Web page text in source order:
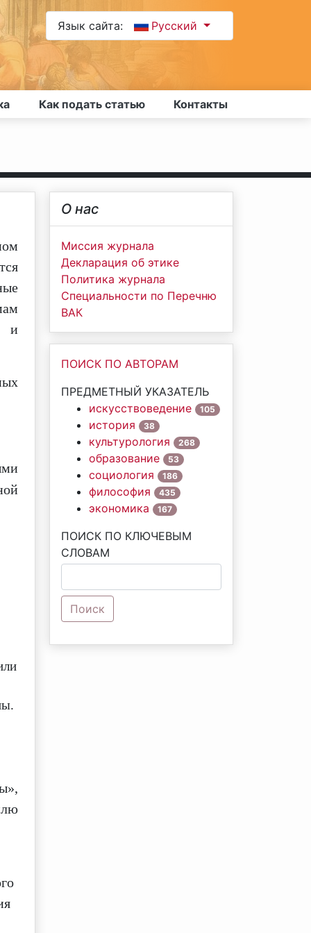
Язык сайта: Русский
Как подать статью Контакты
и
О нас
Миссия журнала
Декларация об этике
Политика журнала
Специальности по Перечню
ВАК
ПОИСК ПО АВТОРАМ
ПРЕДМЕТНЫЙ УКАЗАТЕЛЬ
искусствоведение
105
история 38
культурология 268
образование 53
социология 186
философия 435
экономика 167
ПОИСК ПО КЛЮЧЕВЫМ
СЛОВАМ
Поиск